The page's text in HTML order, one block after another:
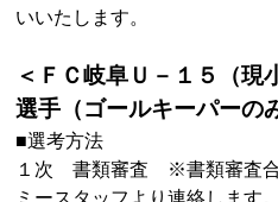
いいたします。
＜ＦＣ岐阜Ｕ－１５（現
選手（ゴールキーパーの
■選考方法
１次 書類審査 ※書類審査合
ミースタッフより連絡します。